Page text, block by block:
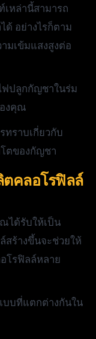
หล่านี้สามารถ
ด้ อย่างไรก็ตาม
มเข้มแสงสูงต่อ
ปลูกกัญชาในร่ม
งคุณ
ราบเกี่ยวกับ
ตของกัญชา
ตคลอโรฟิลล์
ได้รับให้เป็น
สร้างขึ้นจะช่วยให้
โรฟิลล์หลาย
บที่แตกต่างกันใน